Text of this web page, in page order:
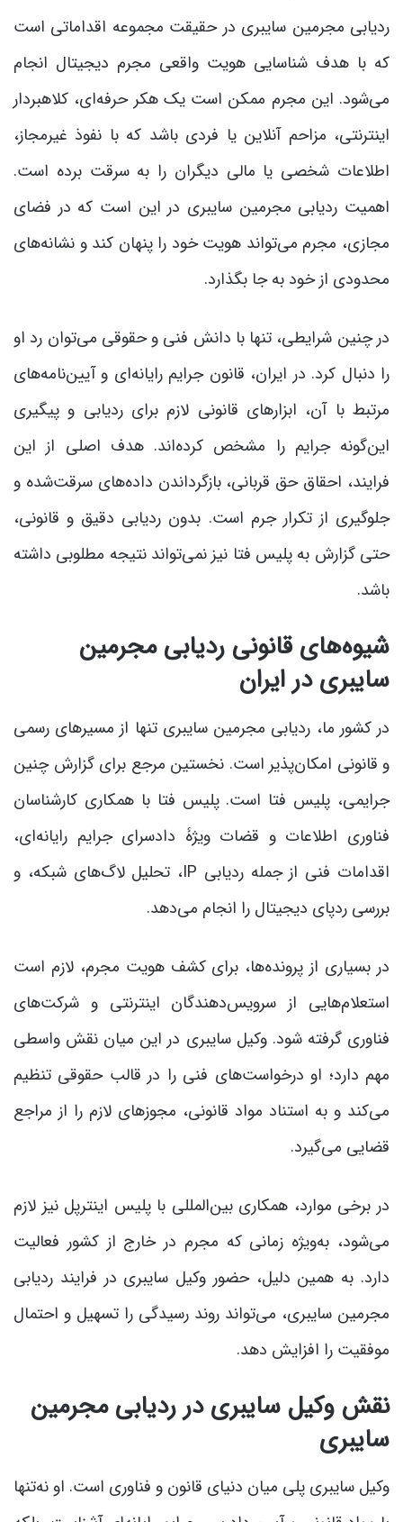
ردیابی مجرمین سایبری در حقیقت مجموعه اقداماتی است
که با هدف شناسایی هویت واقعی مجرم دیجیتال انجام
می‌شود. این مجرم ممکن است یک هکر حرفه‌ای، کلاهبردار
اینترنتی، مزاحم آنلاین یا فردی باشد که با نفوذ غیرمجاز،
اطلاعات شخصی یا مالی دیگران را به سرقت برده است.
اهمیت ردیابی مجرمین سایبری در این است که در فضای
مجازی، مجرم می‌تواند هویت خود را پنهان کند و نشانه‌های
محدودی از خود به جا بگذارد.
در چنین شرایطی، تنها با دانش فنی و حقوقی می‌توان رد او
را دنبال کرد. در ایران، قانون جرایم رایانه‌ای و آیین‌نامه‌های
مرتبط با آن، ابزارهای قانونی لازم برای ردیابی و پیگیری
این‌گونه جرایم را مشخص کرده‌اند. هدف اصلی از این
فرایند، احقاق حق قربانی، بازگرداندن داده‌های سرقت‌شده و
جلوگیری از تکرار جرم است. بدون ردیابی دقیق و قانونی،
حتی گزارش به پلیس فتا نیز نمی‌تواند نتیجه مطلوبی داشته
باشد.
شیوه‌های قانونی ردیابی مجرمین
سایبری در ایران
در کشور ما، ردیابی مجرمین سایبری تنها از مسیرهای رسمی
و قانونی امکان‌پذیر است. نخستین مرجع برای گزارش چنین
جرایمی، پلیس فتا است. پلیس فتا با همکاری کارشناسان
فناوری اطلاعات و قضات ویژۀ دادسرای جرایم رایانه‌ای،
اقدامات فنی از جمله ردیابی IP، تحلیل لاگ‌های شبکه، و
بررسی ردپای دیجیتال را انجام می‌دهد.
در بسیاری از پرونده‌ها، برای کشف هویت مجرم، لازم است
استعلام‌هایی از سرویس‌دهندگان اینترنتی و شرکت‌های
فناوری گرفته شود. وکیل سایبری در این میان نقش واسطی
مهم دارد؛ او درخواست‌های فنی را در قالب حقوقی تنظیم
می‌کند و به استناد مواد قانونی، مجوزهای لازم را از مراجع
قضایی می‌گیرد.
در برخی موارد، همکاری بین‌المللی با پلیس اینترپل نیز لازم
می‌شود، به‌ویژه زمانی که مجرم در خارج از کشور فعالیت
دارد. به همین دلیل، حضور وکیل سایبری در فرایند ردیابی
مجرمین سایبری، می‌تواند روند رسیدگی را تسهیل و احتمال
موفقیت را افزایش دهد.
نقش وکیل سایبری در ردیابی مجرمین
سایبری
وکیل سایبری پلی میان دنیای قانون و فناوری است. او نه‌تنها